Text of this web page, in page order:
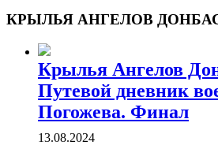
КРЫЛЬЯ АНГЕЛОВ
Крылья Ангелов
Путевой дневник
Погожева. Финал
13.08.2024